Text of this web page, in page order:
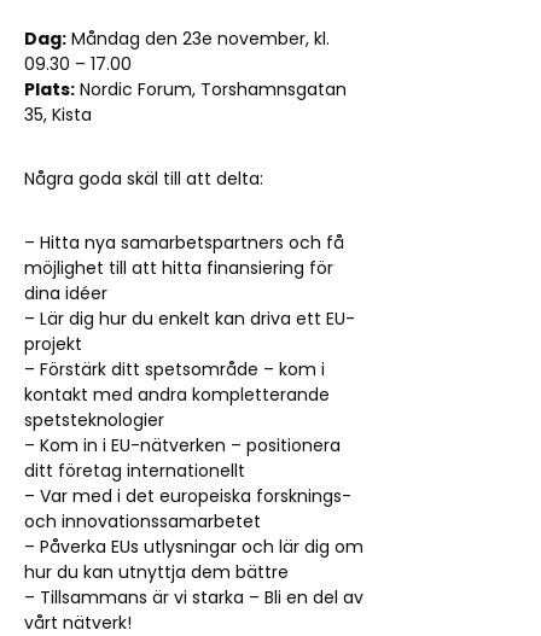
Dag: Måndag den 23e november, kl.
09.30 – 17.00
Plats: Nordic Forum, Torshamnsgatan
35, Kista
Några goda skäl till att delta:
– Hitta nya samarbetspartners och få
möjlighet till att hitta finansiering för
dina idéer
– Lär dig hur du enkelt kan driva ett EU-
projekt
– Förstärk ditt spetsområde – kom i
kontakt med andra kompletterande
spetsteknologier
– Kom in i EU-nätverken – positionera
ditt företag internationellt
– Var med i det europeiska forsknings-
och innovationssamarbetet
– Påverka EUs utlysningar och lär dig om
hur du kan utnyttja dem bättre
– Tillsammans är vi starka – Bli en del av
vårt nätverk!